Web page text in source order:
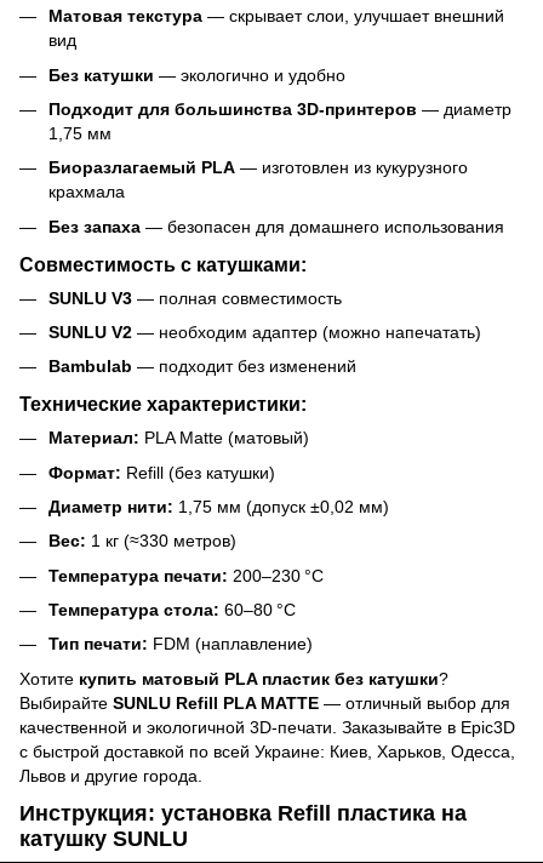
Матовая текстура — скрывает слои, улучшает внешний
вид
Без катушки — экологично и удобно
Подходит для большинства 3D-принтеров — диаметр
1,75 мм
Биоразлагаемый PLA — изготовлен из кукурузного
крахмала
Без запаха — безопасен для домашнего использования
Совместимость с катушками:
SUNLU V3 — полная совместимость
SUNLU V2 — необходим адаптер (можно напечатать)
Bambulab — подходит без изменений
Технические характеристики:
Материал: PLA Matte (матовый)
Формат: Refill (без катушки)
Диаметр нити: 1,75 мм (допуск ±0,02 мм)
Вес: 1 кг (≈330 метров)
Температура печати: 200–230 °C
Температура стола: 60–80 °C
Тип печати: FDM (наплавление)
Хотите купить матовый PLA пластик без катушки?
Выбирайте SUNLU Refill PLA MATTE — отличный выбор для
качественной и экологичной 3D-печати. Заказывайте в Epic3D
с быстрой доставкой по всей Украине: Киев, Харьков, Одесса,
Львов и другие города.
Инструкция: установка Refill пластика на
катушку SUNLU